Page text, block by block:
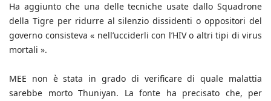
Ha aggiunto che una delle tecniche usate dallo Squadrone
della Tigre per ridurre al silenzio dissidenti o oppositori del
governo consisteva « nell’ucciderli con l’HIV o altri tipi di virus
mortali ».
MEE non è stata in grado di verificare di quale malattia
sarebbe morto Thuniyan. La fonte ha precisato che, per